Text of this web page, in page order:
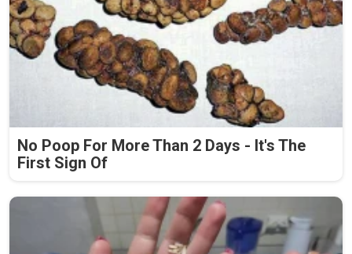
No Poop For More Than 2 Days - It's The
First Sign Of